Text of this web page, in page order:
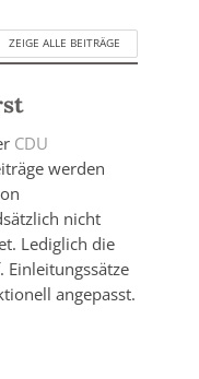
ZEIGE ALLE BEITRÄGE
CDU
werden
nicht
Lediglich die
Einleitungssätze
angepasst.